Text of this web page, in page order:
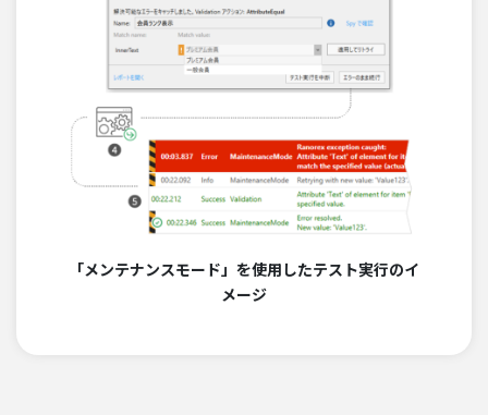
「メンテナンスモード」を使用したテスト実行のイ
メージ